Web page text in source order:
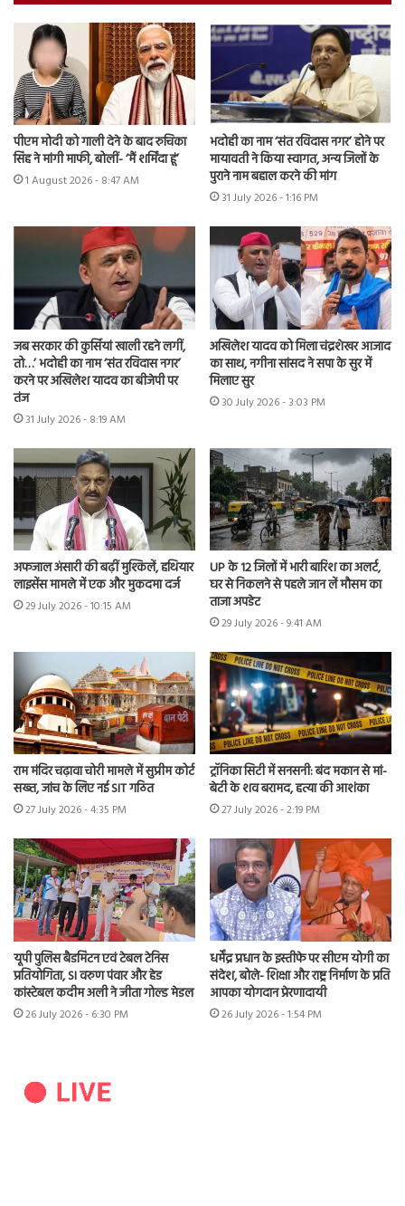
पीएम मोदी को गाली देने के बाद रुचिका
सिंह ने मांगी माफी, बोलीं- ‘मैं शर्मिंदा हूं’
1 August 2026 - 8:47 AM
भदोही का नाम ‘संत रविदास नगर’ होने पर
मायावती ने किया स्वागत, अन्य जिलों के
पुराने नाम बहाल करने की मांग
31 July 2026 - 1:16 PM
जब सरकार की कुर्सियां खाली रहने लगीं,
तो…’ भदोही का नाम ‘संत रविदास नगर’
करने पर अखिलेश यादव का बीजेपी पर
तंज
31 July 2026 - 8:19 AM
अखिलेश यादव को मिला चंद्रशेखर आजाद
का साथ, नगीना सांसद ने सपा के सुर में
मिलाए सुर
30 July 2026 - 3:03 PM
अफजाल अंसारी की बढ़ीं मुश्किलें, हथियार
लाइसेंस मामले में एक और मुकदमा दर्ज
29 July 2026 - 10:15 AM
UP के 12 जिलों में भारी बारिश का अलर्ट,
घर से निकलने से पहले जान लें मौसम का
ताजा अपडेट
29 July 2026 - 9:41 AM
राम मंदिर चढ़ावा चोरी मामले में सुप्रीम कोर्ट
सख्त, जांच के लिए नई SIT गठित
27 July 2026 - 4:35 PM
ट्रॉनिका सिटी में सनसनी: बंद मकान से मां-
बेटी के शव बरामद, हत्या की आशंका
27 July 2026 - 2:19 PM
यूपी पुलिस बैडमिंटन एवं टेबल टेनिस
प्रतियोगिता, SI वरुण पंवार और हेड
कांस्टेबल कदीम अली ने जीता गोल्ड मेडल
26 July 2026 - 6:30 PM
धर्मेंद्र प्रधान के इस्तीफे पर सीएम योगी का
संदेश, बोले- शिक्षा और राष्ट्र निर्माण के प्रति
आपका योगदान प्रेरणादायी
26 July 2026 - 1:54 PM